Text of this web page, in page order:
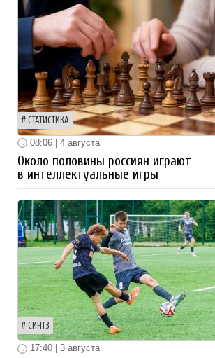
СТАТИСТИКА
08:06 | 4 августа
Около половины россиян играют
в интеллектуальные игры
СИНТЗ
17:40 | 3 августа